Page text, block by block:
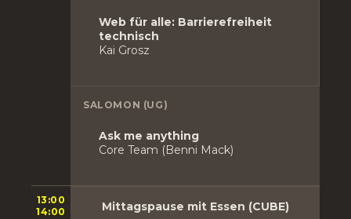
Web für alle: Barrierefreiheit
technisch
Kai Grosz
SALOMON (UG)
Ask me anything
Core Team (Benni Mack)
13:00
14:00
Mittagspause mit Essen (CUBE)